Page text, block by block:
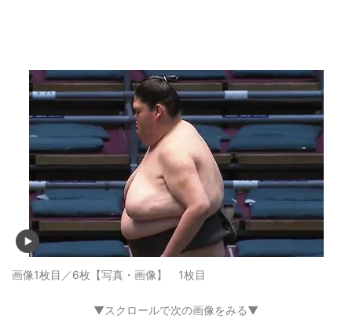
画像1枚目／6枚 【写真・画像】 1枚目
▼スクロールで次の画像をみる▼